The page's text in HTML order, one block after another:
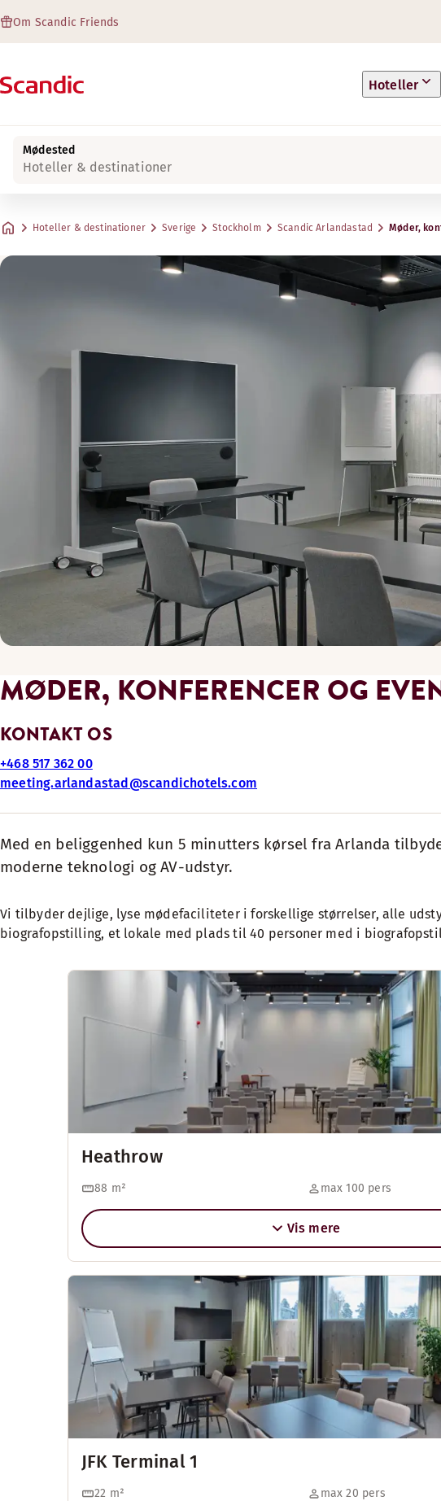
Om Scandic Friends
Hoteller
Mødested
Hoteller & destinationer
Hoteller & destinationer Sverige Stockholm Scandic Arlandastad Møder,
MØDER, KONFERENCER OG
KONTAKT OS
+468 517 362 00
meeting.arlandastad@scandichotels.com
Med en beliggenhed kun 5 minutters kørsel fra Arlanda
moderne teknologi og AV-udstyr.
Vi tilbyder dejlige, lyse mødefaciliteter i forskellige størrelser, alle
biografopstilling, et lokale med plads til 40 personer med i
Heathrow
88 m² max 100 pers
Vis mere
JFK Terminal 1
22 m² max 20 pers